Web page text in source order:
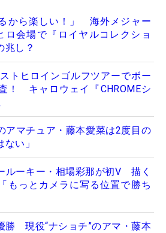
るから楽しい！」 海外メジャー
ロ会場で『ロイヤルコレクショ
兆し？
トヒロインゴルフツアーでボー
！ キャロウェイ『CHROMEシ
アマチュア・藤本愛菜は2度目の
い」
ルーキー・相場彩那が初V 描く
もっとカメラに写る位置で勝ち
勝 現役“ナショチ”のアマ・藤本